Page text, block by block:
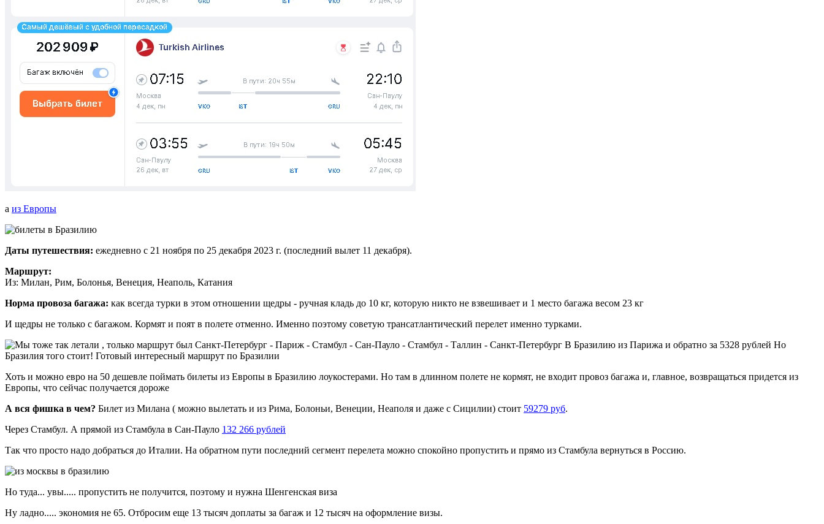
а из Европы
Даты путешествия: ежедневно с 21 ноября по 25 декабря 2023 г. (последний вылет 11 декабря).
Маршрут:
Из: Милан, Рим, Болонья, Венеция, Неаполь, Катания
Норма провоза багажа: как всегда турки в этом отношении щедры - ручная кладь до 10 кг, которую никто не взвешивает и 1 место багажа весом 23 кг
И щедры не только с багажом. Кормят и поят в полете отменно. Именно поэтому советую трансатлантический перелет именно турками.
Хоть и можно евро на 50 дешевле поймать билеты из Европы в Бразилию лоукостерами. Но там в длинном полете не кормят, не входит провоз багажа и, главное, возвращаться придется из
Европы, что сейчас получается дороже
А вся фишка в чем? Билет из Милана ( можно вылетать и из Рима, Болоньи, Венеции, Неаполя и даже с Сицилии) стоит 59279 руб.
Через Стамбул. А прямой из Стамбула в Сан-Пауло 132 266 рублей
Так что просто надо добраться до Италии. На обратном пути последний сегмент перелета можно спокойно пропустить и прямо из Стамбула вернуться в Россию.
Но туда... увы..... пропустить не получится, поэтому и нужна Шенгенская виза
Ну ладно..... экономия не 65. Отбросим еще 13 тысяч доплаты за багаж и 12 тысяч на оформление визы.